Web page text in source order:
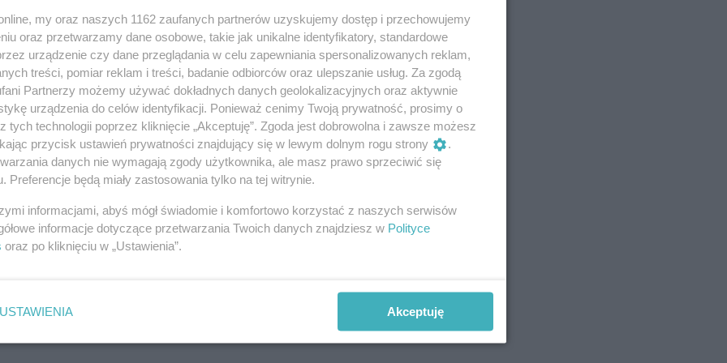
Powiadom znajomych
URL:https://ino.online/go/cO2RaXpNmLr3yK4g
my oraz naszych 1162 zaufanych partnerów uzyskujemy dostęp i przechowujemy
oraz przetwarzamy dane osobowe, takie jak unikalne identyfikatory, standardowe
urządzenie czy dane przeglądania w celu zapewniania spersonalizowanych reklam,
treści, pomiar reklam i treści, badanie odbiorców oraz ulepszanie usług. Za zgodą
Partnerzy możemy używać dokładnych danych geolokalizacyjnych oraz aktywnie
urządzenia do celów identyfikacji. Ponieważ cenimy Twoją prywatność, prosimy o
tych technologii poprzez kliknięcie „Akceptuję”. Zgoda jest dobrowolna i zawsze możesz
przycisk ustawień prywatności znajdujący się w lewym dolnym rogu strony
danych nie wymagają zgody użytkownika, ale masz prawo sprzeciwić się
Preferencje będą miały zastosowania tylko na tej witrynie.
informacjami, abyś mógł świadomie i komfortowo korzystać z naszych serwisów
informacje dotyczące przetwarzania Twoich danych znajdziesz w Polityce
oraz po kliknięciu w „Ustawienia”.
USTAWIENIA Akceptuję